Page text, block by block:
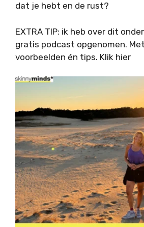
dat je hebt en de rust?
EXTRA TIP: ik heb over dit
gratis podcast opgenomen.
voorbeelden én tips. Klik hier